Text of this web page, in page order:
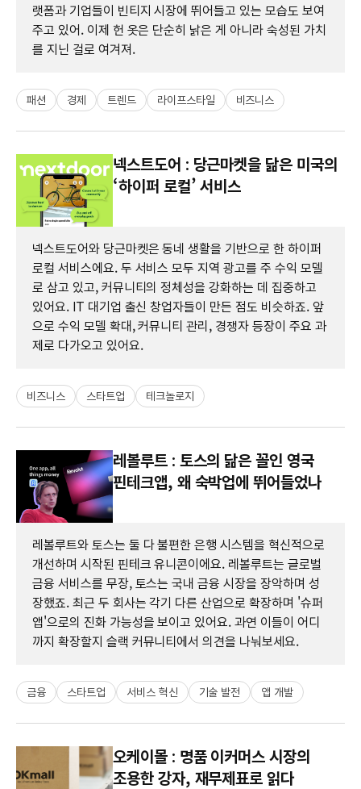
랫폼과 기업들이 빈티지 시장에 뛰어들고 있는 모습도 보여
주고 있어. 이제 헌 옷은 단순히 낡은 게 아니라 숙성된 가치
를 지닌 걸로 여겨져.
패션 경제 트렌드 라이프스타일 비즈니스
넥스트도어 : 당근마켓을 닮은 미국의
‘하이퍼 로컬’ 서비스
넥스트도어와 당근마켓은 동네 생활을 기반으로 한 하이퍼
로컬 서비스에요. 두 서비스 모두 지역 광고를 주 수익 모델
로 삼고 있고, 커뮤니티의 정체성을 강화하는 데 집중하고
있어요. IT 대기업 출신 창업자들이 만든 점도 비슷하죠. 앞
으로 수익 모델 확대, 커뮤니티 관리, 경쟁자 등장이 주요 과
제로 다가오고 있어요.
비즈니스 스타트업 테크놀로지
레볼루트 : 토스의 닮은 꼴인 영국
핀테크앱, 왜 숙박업에 뛰어들었나
레볼루트와 토스는 둘 다 불편한 은행 시스템을 혁신적으로
개선하며 시작된 핀테크 유니콘이에요. 레볼루트는 글로벌
금융 서비스를 무장, 토스는 국내 금융 시장을 장악하며 성
장했죠. 최근 두 회사는 각기 다른 산업으로 확장하며 '슈퍼
앱'으로의 진화 가능성을 보이고 있어요. 과연 이들이 어디
까지 확장할지 슬랙 커뮤니티에서 의견을 나눠보세요.
금융 스타트업 서비스 혁신 기술 발전 앱 개발
오케이몰 : 명품 이커머스 시장의
조용한 강자, 재무제표로 읽다